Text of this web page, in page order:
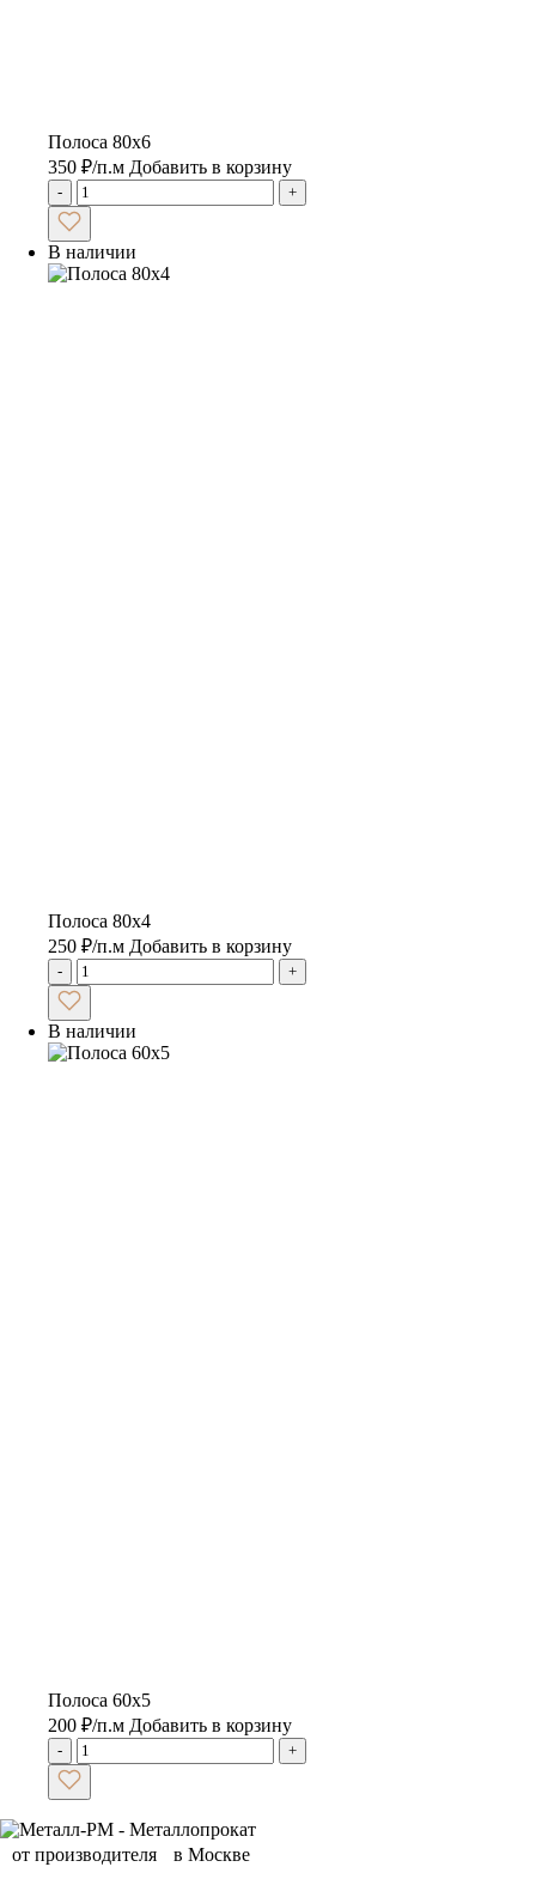
Полоса 80х6
350 ₽/п.м Добавить в корзину
- +
В наличии
Полоса 80х4
250 ₽/п.м Добавить в корзину
- +
В наличии
Полоса 60х5
200 ₽/п.м Добавить в корзину
- +